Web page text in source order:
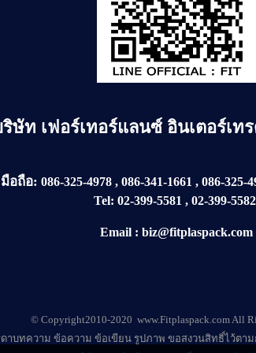
ษัท เฟอร์เทอร์แลนซ์ อินเตอร์เท
มือถือ: 086-325-4978, 086-341-1661 , 086-325-
Tel: 02-399-5581 , 02-399-5582
Email : biz@fitplaspack.com
© Copyright2010-2020 www.Fitplaspack.com All
าบทความ ข้อความ ข้อเขียน รูปภาพ ขอสงวนสิทธิ์ไว้ตา